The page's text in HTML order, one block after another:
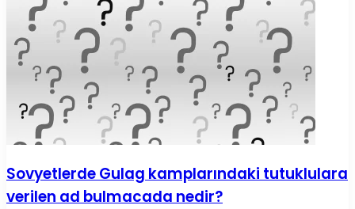
Sovyetlerde Gulag kamplarındaki tutuklulara
verilen ad bulmacada nedir?